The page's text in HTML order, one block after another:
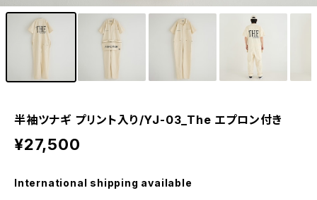
半袖ツナギ プリント入り/YJ-03_The エプロン付き
¥27,500
International shipping available